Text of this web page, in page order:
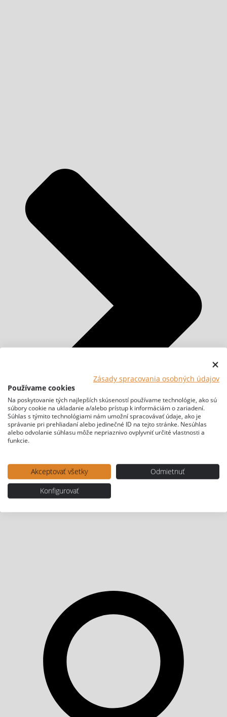
Zásady spracovania osobných údajov
Používame cookies
Na poskytovanie tých najlepších skúseností používame technológie, ako sú
súbory cookie na ukladanie a/alebo prístup k informáciám o zariadení.
Súhlas s týmito technológiami nám umožní spracovávať údaje, ako je
správanie pri prehliadaní alebo jedinečné ID na tejto stránke. Nesúhlas
alebo odvolanie súhlasu môže nepriaznivo ovplyvniť určité vlastnosti a
funkcie.
Akceptovať všetky
Odmietnuť
Konfigurovať